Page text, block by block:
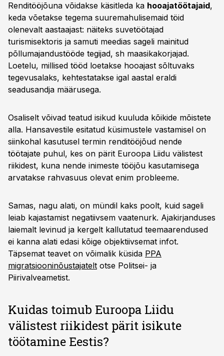
Renditööjõuna võidakse käsitleda ka hooajatöötajaid,
keda võetakse tegema suuremahulisemaid töid
olenevalt aastaajast: näiteks suvetöötajad
turismisektoris ja samuti meedias sageli mainitud
põllumajandustööde tegijad, sh maasikakorjajad.
Loetelu, millised tööd loetakse hooajast sõltuvaks
tegevusalaks, kehtestatakse igal aastal eraldi
seadusandja määrusega.
Osaliselt võivad teatud isikud kuuluda kõikide mõistete
alla. Hansavestile esitatud küsimustele vastamisel on
siinkohal kasutusel termin renditööjõud nende
töötajate puhul, kes on pärit Euroopa Liidu välistest
riikidest, kuna nende inimeste tööjõu kasutamisega
arvatakse rahvasuus olevat enim probleeme.
Samas, nagu alati, on mündil kaks poolt, kuid sageli
leiab kajastamist negatiivsem vaatenurk. Ajakirjanduses
laiemalt levinud ja kergelt kallutatud teemaarendused
ei kanna alati edasi kõige objektiivsemat infot.
Täpsemat teavet on võimalik küsida PPA
migratsiooninõustajatelt otse Politsei- ja
Piirivalveametist.
Kuidas toimub Euroopa Liidu
välistest riikidest pärit isikute
töötamine Eestis?